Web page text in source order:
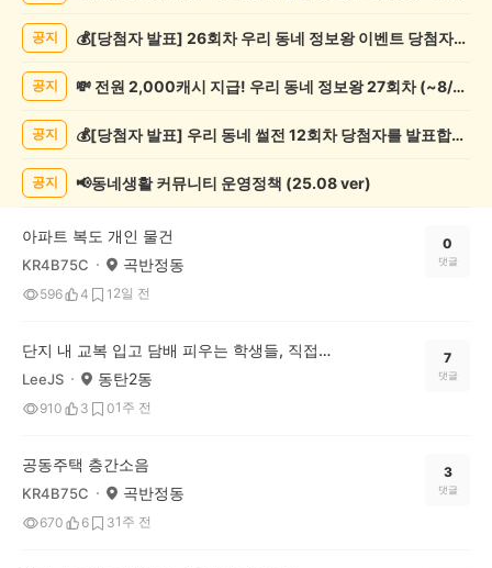
록
공지 💰[당첨자 발표] 26회차 우리 동네 정보왕 이벤트 당첨자를 발표합니다!
공지 💸 전원 2,000캐시 지급! 우리 동네 정보왕 27회차 (~8/10)
공지 💰[당첨자 발표] 우리 동네 썰전 12회차 당첨자를 발표합니다!
공지 📢동네생활 커뮤니티 운영정책 (25.08 ver)
아파트 복도 개인 물건
KR4B75C 곡반정동
596 4 1 2일 전
0
댓글
단지 내 교복 입고 담배 피우는 학생들, 직접 훈계한다 vs 조용히 신고만 한다
LeeJS 동탄2동
910 3 01주 전
7
댓글
공동주택 층간소음
KR4B75C 곡반정동
670 6 31주 전
3
댓글